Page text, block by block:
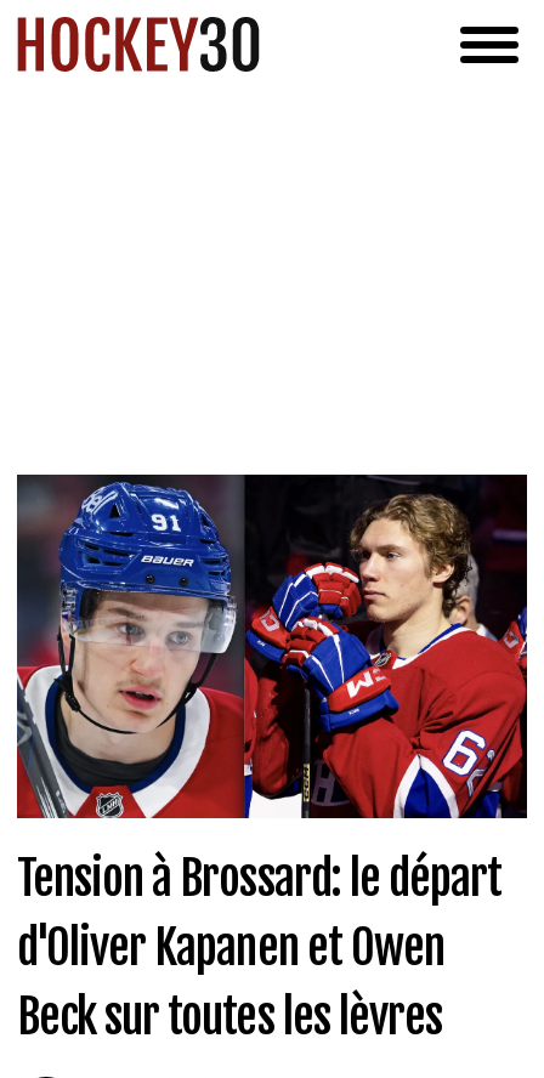
Tension à Brossard: le départ
d'Oliver Kapanen et Owen
Beck sur toutes les lèvres